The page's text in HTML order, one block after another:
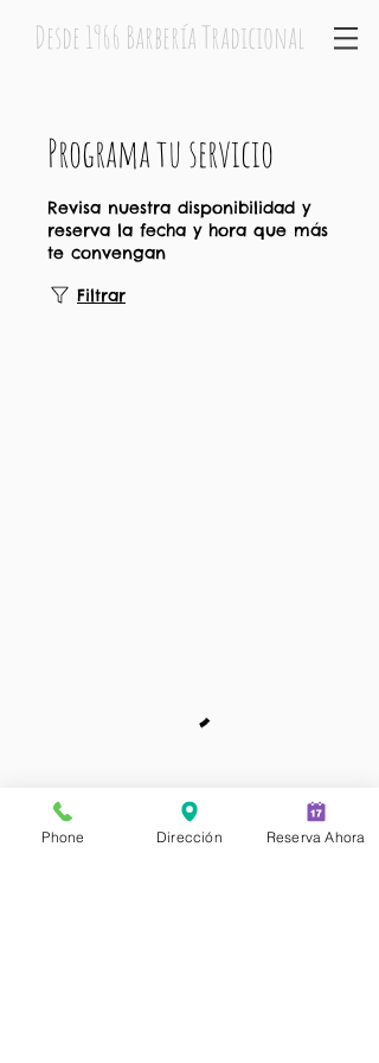
Desde 1966 Barbería Tradicional
Programa tu servicio
Revisa nuestra disponibilidad y
reserva la fecha y hora que más
te convengan
Filtrar
Phone Dirección Reserva Ahora